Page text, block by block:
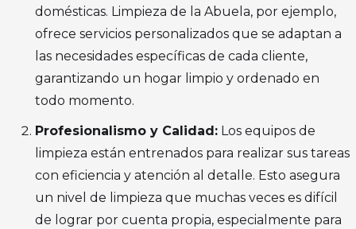
domésticas. Limpieza de la Abuela, por ejemplo,
ofrece servicios personalizados que se adaptan a
las necesidades específicas de cada cliente,
garantizando un hogar limpio y ordenado en
todo momento.
Profesionalismo y Calidad: Los equipos de
limpieza están entrenados para realizar sus tareas
con eficiencia y atención al detalle. Esto asegura
un nivel de limpieza que muchas veces es difícil
de lograr por cuenta propia, especialmente para